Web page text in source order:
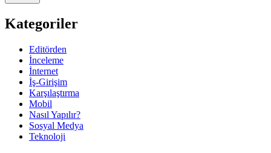
Kategoriler
Editörden
İnceleme
İnternet
İş-Girişim
Karşılaştırma
Mobil
Nasıl Yapılır?
Sosyal Medya
Teknoloji